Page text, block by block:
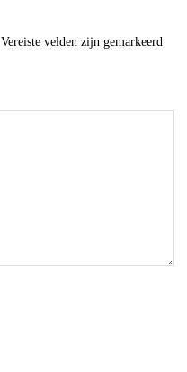
Vereiste velden zijn gemarkeerd